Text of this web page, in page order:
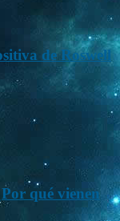
de Roswell
qué vienen